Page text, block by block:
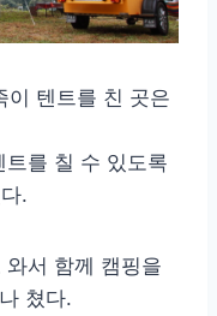
이 텐트를 친 곳은
를 칠 수 있도록
.
서 함께 캠핑을
쳤다.